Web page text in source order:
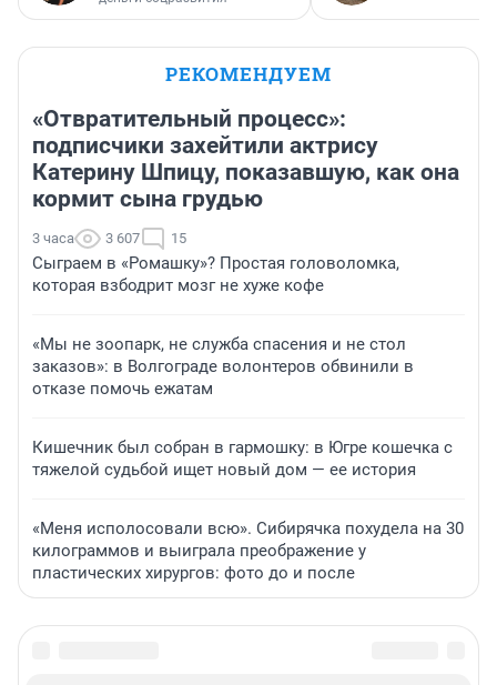
РЕКОМЕНДУЕМ
«Отвратительный процесс»:
подписчики захейтили актрису
Катерину Шпицу, показавшую, как она
кормит сына грудью
3 часа 3 607 15
Сыграем в «Ромашку»? Простая головоломка,
которая взбодрит мозг не хуже кофе
«Мы не зоопарк, не служба спасения и не стол
заказов»: в Волгограде волонтеров обвинили в
отказе помочь ежатам
Кишечник был собран в гармошку: в Югре кошечка с
тяжелой судьбой ищет новый дом — ее история
«Меня исполосовали всю». Сибирячка похудела на 30
килограммов и выиграла преображение у
пластических хирургов: фото до и после